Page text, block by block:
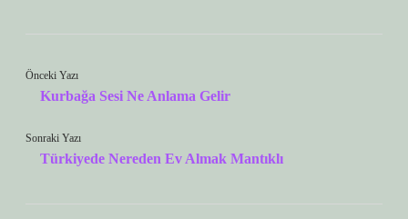
Önceki Yazı
Kurbağa Sesi Ne Anlama Gelir
Sonraki Yazı
Türkiyede Nereden Ev Almak Mantıklı